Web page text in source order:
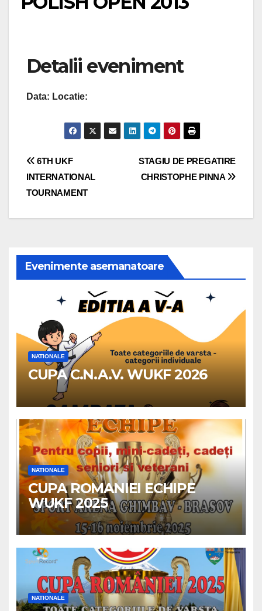
Detalii eveniment
Data: Locatie:
Navigare
în
articole
STAGIU DE PREGATIRE
CHRISTOPHE PINNA
6TH UKF
INTERNATIONAL
TOURNAMENT
Evenimente asemanatoare
NATIONALE
CUPA C.N.A.V. WUKF 2026
NATIONALE
CUPA ROMANIEI ECHIPE
WUKF 2025
NATIONALE